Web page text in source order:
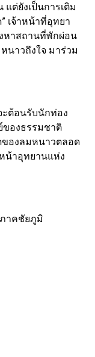
ต่ยังเป็นการเติม
เจ้าหน้าที่อุทยา
หาสถานที่พักผ่อน
นาวถึงใจ มาร่วม
ต้อนรับนักท่อง
ของธรรมชาติ
ของลมหนาวตลอด
น้าอุทยานแห่ง
าคชัยภูมิ